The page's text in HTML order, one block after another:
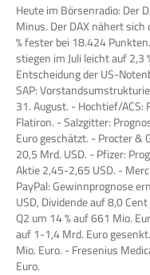
Heute im Börsenradio: Der
Minus. Der DAX nähert
% fester bei 18.424
stiegen im Juli leicht auf 2,3
Entscheidung der US-
SAP:
31. August. - Hochtief/ACS:
Flatiron. - Salzgitter:
Euro geschätzt. - Procter &
20,5 Mrd. USD. - Pfizer:
Aktie 2,45-2,65 USD. -
PayPal: Gewinnprognose
USD, Dividende auf 8,0
Q2 um 14 % auf 661 Mio.
auf 1-1,4 Mrd. Euro
Mio. Euro. - Fresenius
Euro.